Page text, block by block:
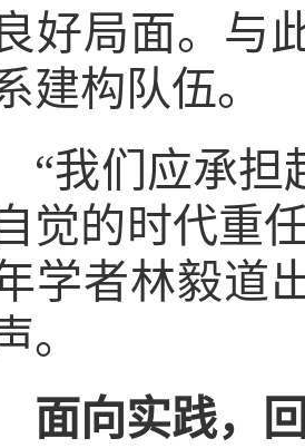
好局面。与
建构队伍。
们应承担起
觉的时代重
学者林毅道
。
面向实践，